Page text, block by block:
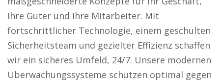
Ihre Güter und Ihre Mitarbeiter. Mit
fortschrittlicher Technologie, einem geschulten
Sicherheitsteam und gezielter Effizienz schaffen
wir ein sicheres Umfeld, 24/7. Unsere modernen
Überwachungssysteme schützen optimal gegen